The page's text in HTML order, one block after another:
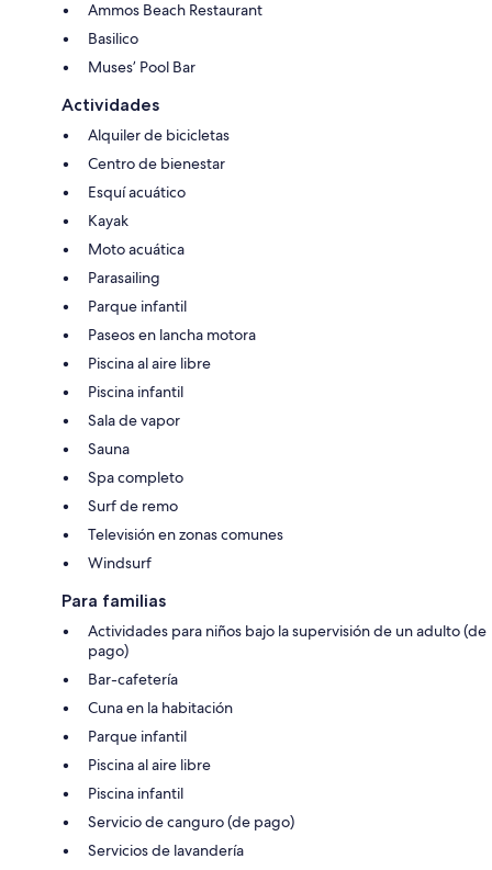
Ammos Beach Restaurant
Basilico
Muses’ Pool Bar
Actividades
Alquiler de bicicletas
Centro de bienestar
Esquí acuático
Kayak
Moto acuática
Parasailing
Parque infantil
Paseos en lancha motora
Piscina al aire libre
Piscina infantil
Sala de vapor
Sauna
Spa completo
Surf de remo
Televisión en zonas comunes
Windsurf
Para familias
Actividades para niños bajo la supervisión de un adulto (de
pago)
Bar-cafetería
Cuna en la habitación
Parque infantil
Piscina al aire libre
Piscina infantil
Servicio de canguro (de pago)
Servicios de lavandería